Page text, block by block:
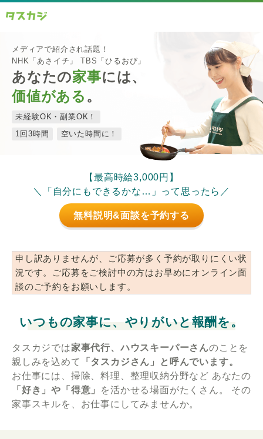
メディアで紹介され話題！
NHK「あさイチ」 TBS「ひるおび」
あなたの家事には、
価値がある 。
未経験OK・副業OK！
1回3時間
空いた時間に！
【最高時給3,000円】
＼「自分にもできるかな…」って思ったら／
無料説明&面談を予約する
申し訳ありませんが、ご応募が多く予約が取りにくい状
況です。ご応募をご検討中の方はお早めにオンライン面
談のご予約をお願いします。
いつもの家事に、やりがいと報酬を。
タスカジでは家事代行、ハウスキーパーさんのことを
親しみを込めて
「タスカジさん」と呼んでいます。
お仕事には、掃除、料理、整理収納分野など あなたの
「好き」や「得意」
を活かせる場面がたくさん。
その
家事スキルを、お仕事にしてみませんか。